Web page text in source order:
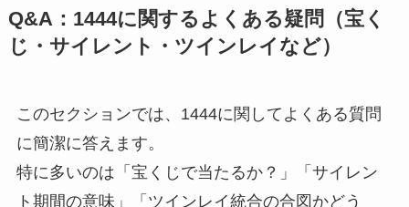
Q&A：1444に関するよくある疑問（宝く
じ・サイレント・ツインレイなど）
このセクションでは、1444に関してよくある質問
に簡潔に答えます。
特に多いのは「宝くじで当たるか？」「サイレン
ト期間の意味」「ツインレイ統合の合図かどう